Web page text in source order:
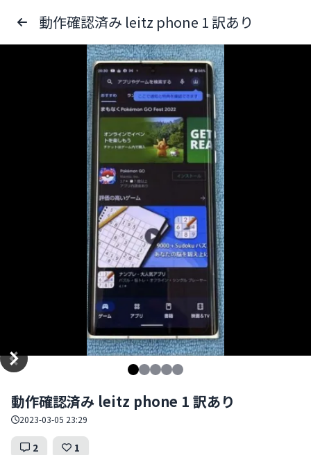
動作確認済み leitz phone 1 訳あり
動作確認済み leitz phone 1 訳あり
2023-03-05 23:29
2 1